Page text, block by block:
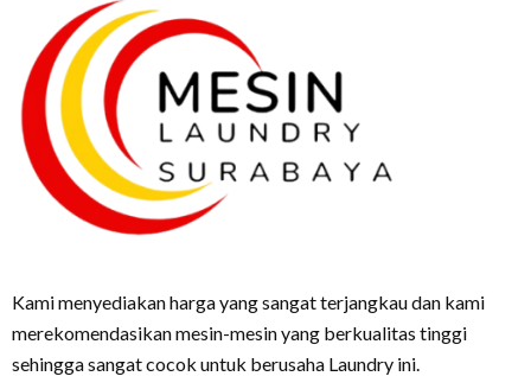
Kami menyediakan harga yang sangat terjangkau dan kami
merekomendasikan mesin-mesin yang berkualitas tinggi
sehingga sangat cocok untuk berusaha Laundry ini.